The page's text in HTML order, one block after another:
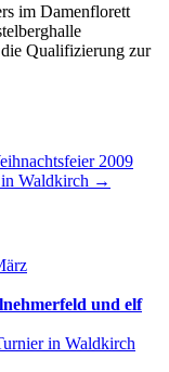
im Damenflorett
Qualifizierung zur
2009
Waldkirch →
und elf
in Waldkirch